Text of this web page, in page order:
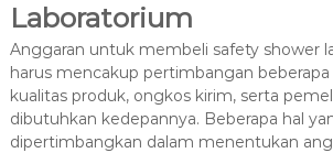
Laboratorium
Anggaran untuk membeli safety shower
harus mencakup pertimbangan
kualitas produk, ongkos kirim, serta
dibutuhkan kedepannya. Beberapa hal
dipertimbangkan dalam menentukan